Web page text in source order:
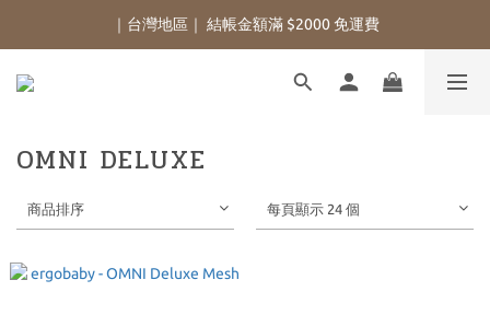
｜台灣地區｜ 結帳金額滿 $2000 免運費
OMNI DELUXE
商品排序 每頁顯示 24 個